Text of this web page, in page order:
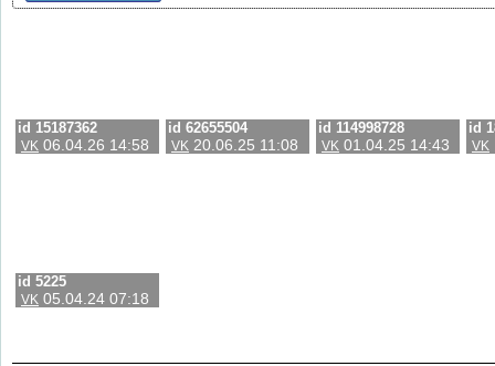
id 15187362
VK 06.04.26 14:58
id 62655504
VK 20.06.25 11:08
id 114998728
VK 01.04.25 14:43
id
VK
id 5225
VK 05.04.24 07:18